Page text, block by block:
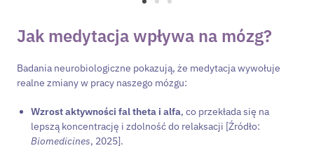
Jak medytacja wpływa na mózg?
Badania neurobiologiczne pokazują, że medytacja wywołuje
realne zmiany w pracy naszego mózgu:
Wzrost aktywności fal theta i alfa, co przekłada się na
lepszą koncentrację i zdolność do relaksacji [Źródło:
Biomedicines, 2025].